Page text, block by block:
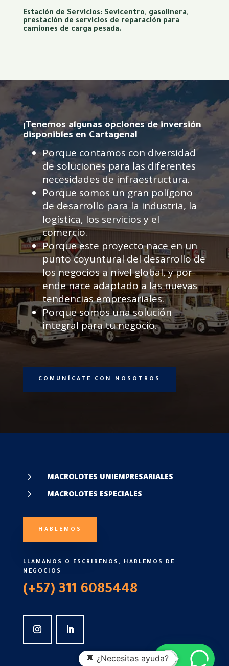
Estación de Servicios: Sevicentro, gasolinera,
prestación de servicios de reparación para
camiones de carga pesada.
¡Tenemos algunas opciones de inversión
disponibles en Cartagena!
Porque contamos con diversidad
de soluciones para las diferentes
necesidades de infraestructura.
Porque somos un gran polígono
de desarrollo para la industria, la
logística, los servicios y el
comercio.
Porque este proyecto nace en un
punto coyuntural del desarrollo de
los negocios a nivel global, y por
ende nace adaptado a las nuevas
tendencias empresariales.
Porque somos una solución
integral para tu negocio.
COMUNÍCATE CON NOSOTROS
5 MACROLOTES UNIEMPRESARIALES
5 MACROLOTES ESPECIALES
HABLEMOS
LLAMANOS O ESCRIBENOS, HABLEMOS DE
NEGOCIOS
(+57) 311 6085448
💬 ¿Necesitas ayuda?